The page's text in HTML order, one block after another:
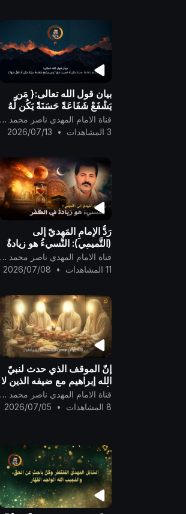
بيان قول الله تعالى:{ مَن
يَشْفَعْ شَفَاعَةً حَسَنَةً يَكُن لَّهُ
نَصِيبٌ مِّنْهَا ۖ وَمَن يَشْفَعْ
شَفَاعَةً سَيِّئَةً يَكُن لَّهُ كِفْلٌ م
قناة الامام المهدي ناصر محمد اليماني
3 المشاهدات
•
2026/07/13
رَدُّ الإمامِ المَهديّ إلى
(التَّميمي): النَّسيءُ هو زيادةٌ
في الكُفْر ..
قناة الامام المهدي ناصر محمد اليماني
11 المشاهدات
•
2026/07/08
إنّ الموقف الذي حدث لنبيّ
الله إبراهيم مع ضيفه الذين لا
يأكلون شبيهٌ بمواقف الكاميرا
الخفيّة..
قناة الامام المهدي ناصر محمد اليماني
8 المشاهدات
•
2026/07/05